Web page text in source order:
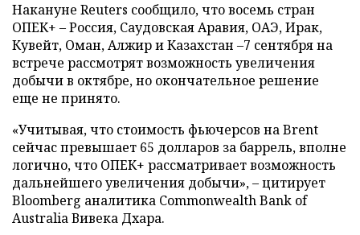
Накануне Reuters сообщило, что восемь стран
ОПЕК+ – Россия, Саудовская Аравия, ОАЭ, Ирак,
Кувейт, Оман, Алжир и Казахстан –7 сентября на
встрече рассмотрят возможность увеличения
добычи в октябре, но окончательное решение
еще не принято.
«Учитывая, что стоимость фьючерсов на Brent
сейчас превышает 65 долларов за баррель, вполне
логично, что ОПЕК+ рассматривает возможность
дальнейшего увеличения добычи», – цитирует
Bloomberg аналитика Commonwealth Bank of
Australia Вивека Дхара.